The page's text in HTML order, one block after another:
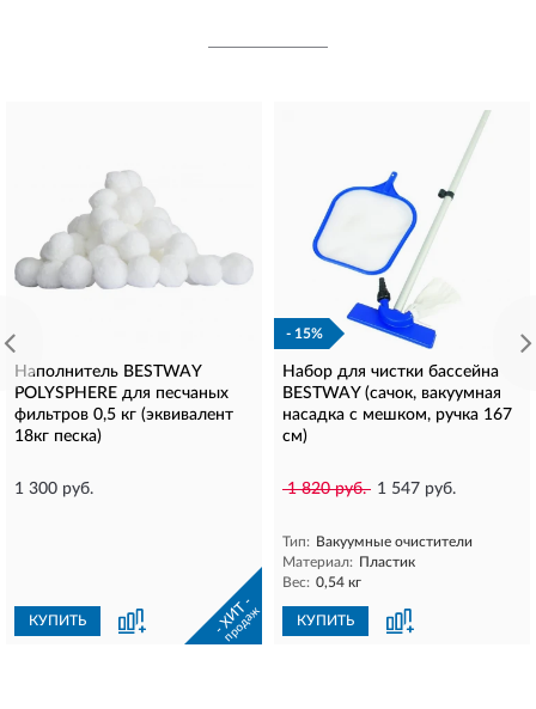
Наполнитель BESTWAY
POLYSPHERE для песчаных
фильтров 0,5 кг (эквивалент
18кг песка)
1 300 руб.
КУПИТЬ - ХИТ -
продаж
- 15%
Набор для чистки бассейна
BESTWAY (сачок, вакуумная
насадка с мешком, ручка 167
см)
1 820 руб. 1 547 руб.
Тип: Вакуумные очистители
Материал: Пластик
Вес: 0,54 кг
КУПИТЬ